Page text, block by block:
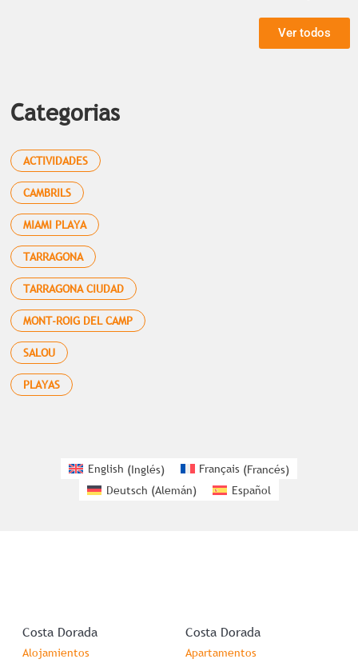
Ver todos
Categorias
ACTIVIDADES
CAMBRILS
MIAMI PLAYA
TARRAGONA
TARRAGONA CIUDAD
MONT-ROIG DEL CAMP
SALOU
PLAYAS
English (Inglés) Français (Francés)
Deutsch (Alemán) Español
Costa Dorada
Alojamientos
Costa Dorada
Apartamentos